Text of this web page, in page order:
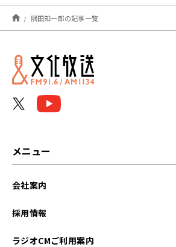
2026年02月
2025年02月
2024年08月
隅田知一郎の記事一覧
メニュー
会社案内
採用情報
ラジオCMご利用案内